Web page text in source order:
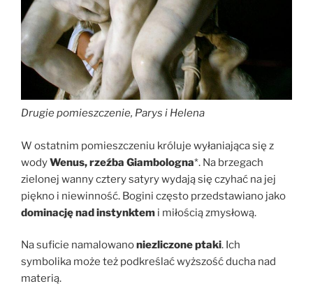
Drugie pomieszczenie, Parys i Helena
W ostatnim pomieszczeniu króluje wyłaniająca się z
wodyWenus, rzeźba Giambologna*. Na brzegach
zielonej wanny cztery satyry wydają się czyhać na jej
piękno i niewinność. Bogini często przedstawiano jako
dominację nad instynktem i miłością zmysłową.
Na suficie namalowanoniezliczone ptaki. Ich
symbolika może też podkreślać wyższość ducha nad
materią.